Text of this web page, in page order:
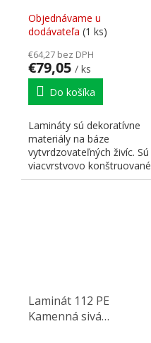
Objednávame u
dodávateľa (1 ks)
€64,27 bez DPH
€79,05 / ks
Do košíka
Lamináty sú dekoratívne
materiály na báze
vytvrdzovateľných živíc. Sú
viacvrstvovo konštruované
a skladajú sa z...
Laminát 112 PE
Kamenná sivá